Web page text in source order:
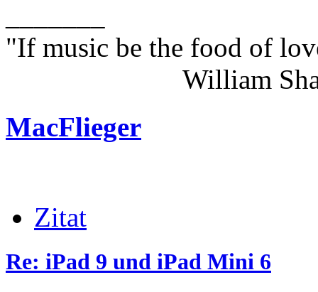
"If music be the food of
William
MacFlieger
Zitat
Re: iPad 9 und iPad Mini 6